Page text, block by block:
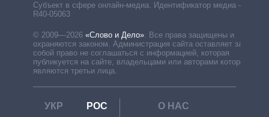
Субъект в сфере онлайн-медиа. Идентификатор медиа –
R40-05063
© 2009—2026 «Слово и Дело» Все права защищены и
охраняются законом. Администрация сайта оставляет за
собой право не соглашаться с информацией, которая
публикуется на сайте, владельцами или авторами которой
являются третьи лица.
УКР РОС
О НАС